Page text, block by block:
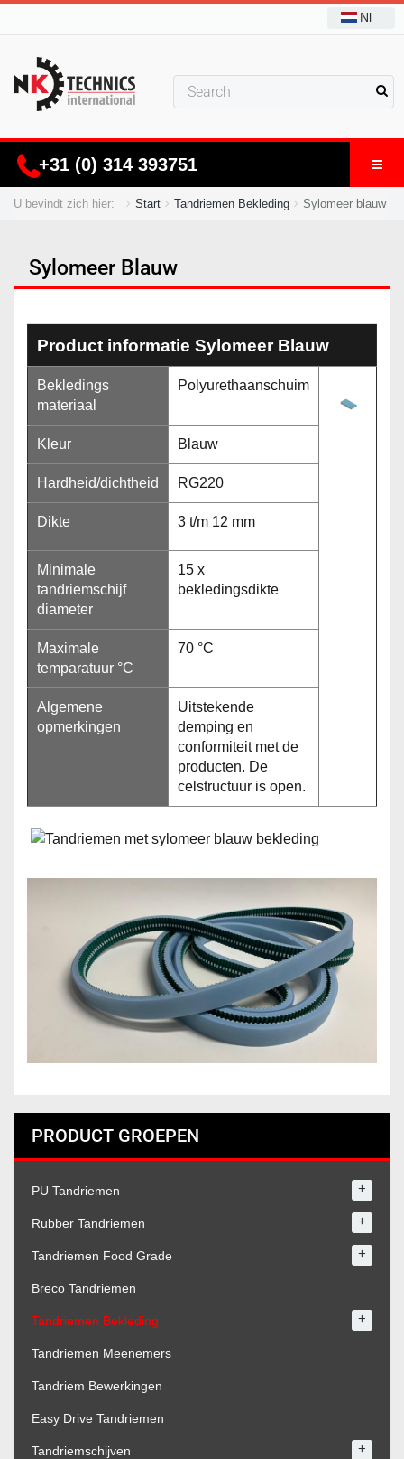
Nl
+31 (0) 314 393751
U bevindt zich hier: Start Tandriemen Bekleding Sylomeer blauw
Sylomeer Blauw
Product informatie Sylomeer Blauw
Bekledings
materiaal
Polyurethaanschuim
Kleur Blauw
Hardheid/dichtheid RG220
Dikte 3 t/m 12 mm
Minimale
tandriemschijf
diameter
15 x
bekledingsdikte
Maximale
temparatuur °C
70 °C
Algemene
opmerkingen
Uitstekende
demping en
conformiteit met de
producten. De
celstructuur is open.
PRODUCT GROEPEN
PU Tandriemen +
Rubber Tandriemen +
Tandriemen Food Grade +
Breco Tandriemen
Tandriemen Bekleding +
Tandriemen Meenemers
Tandriem Bewerkingen
Easy Drive Tandriemen
Tandriemschijven +